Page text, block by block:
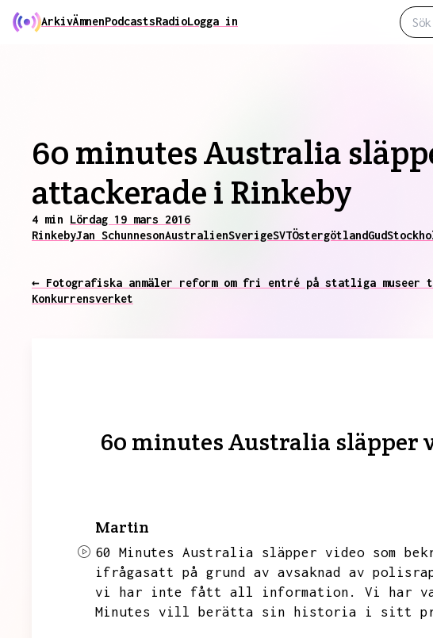
ArkivÄmnenPodcastsRadioLogga in
60 minutes Australia
attackerade i Rinkeby
4 min Lördag 19 mars 2016
RinkebyJan SchunnesonAustralienSverigeSVTÖstergötlandGud
← Fotografiska anmäler reform om fri entré på statliga
Konkurrensverket
60 minutes Australia släpper
Martin
60 Minutes Australia släpper video som
ifrågasatt på grund av avsaknad av
vi har inte fått all information.
Vi har
Minutes vill berätta sin historia i sitt